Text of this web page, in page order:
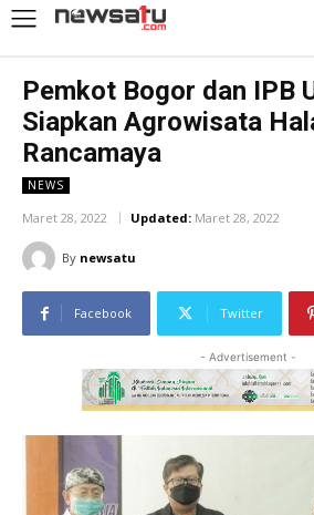
Pemkot Bogor dan IPB
Siapkan Agrowisata
Rancamaya
NEWS
Maret 28, 2022 Updated: Maret 28, 2022
By newsatu
Facebook Twitter
- Advertisement -